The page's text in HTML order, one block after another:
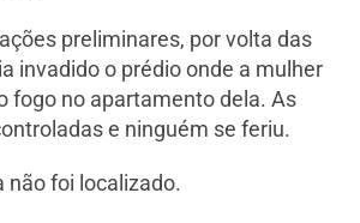
preliminares, por volta das
invadido o prédio onde a mulher
fogo no apartamento dela. As
e ninguém se feriu.
não foi localizado.